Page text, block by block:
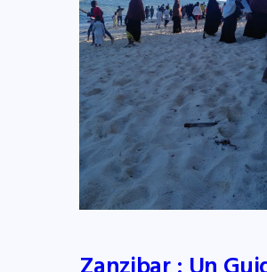
Zanzibar : Un